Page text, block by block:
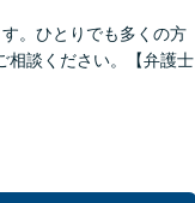
。ひとりでも多くの方
相談ください。【弁護士